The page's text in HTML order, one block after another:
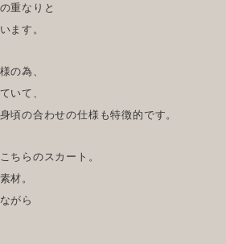
重なりと
ます。
の為、
いて、
頃の合わせの仕様も特徴的です。
ちらのスカート。
材。
がら